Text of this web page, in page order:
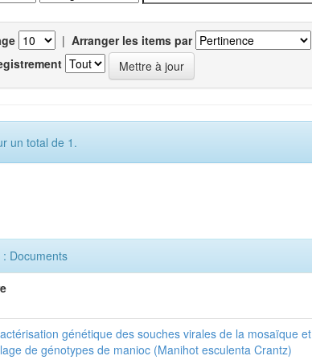
| Arranger les items par
un total de 1.
Documents
génétique des souches virales de la mosaïque et
de génotypes de manioc (Manihot esculenta Crantz)